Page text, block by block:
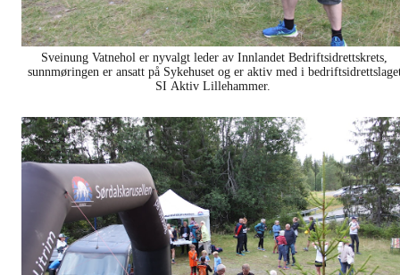
Sveinung Vatnehol er nyvalgt leder av Innlandet Bedriftsidrettskrets,
sunnmøringen er ansatt på Sykehuset og er aktiv med i
SI Aktiv Lillehammer.